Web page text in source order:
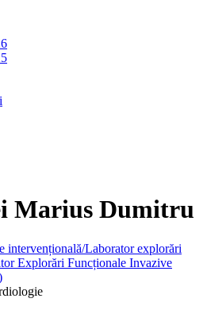
Marius Dumitru
intervențională/Laborator explorări
Explorări Funcționale Invazive